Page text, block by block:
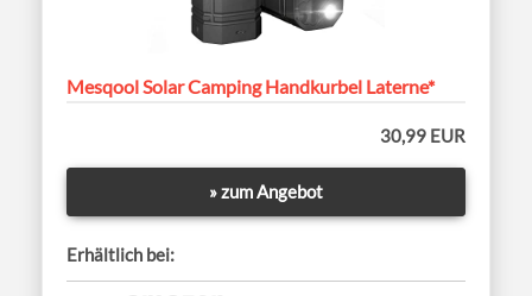
Mesqool Solar Camping Handkurbel Laterne*
30,99 EUR
» zum Angebot
Erhältlich bei: